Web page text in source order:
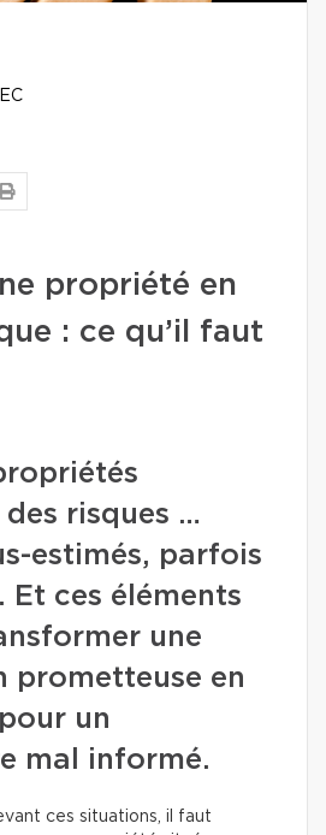
propriété en
: ce qu’il faut
risques …
estimés, parfois
Et ces éléments
une
prometteuse en
un
mal informé.
ces situations, il faut